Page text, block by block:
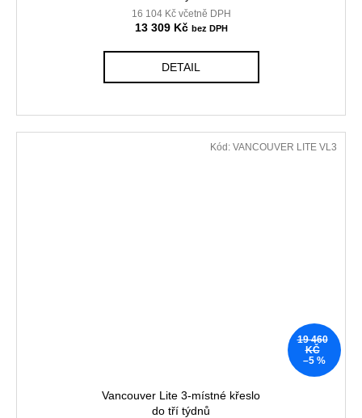
16 104 Kč včetně DPH
13 309 Kč
DETAIL
19 460
KČ
–5 %
Vancouver Lite 3-místné křeslo
do tří týdnů
Kód: VANCOUVER LITE VL3